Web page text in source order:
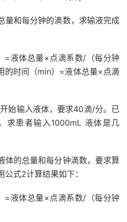
量和每分钟的滴数，求输液完成
=液体总量×点滴系数/（每分钟
的时间（min）=液体总量×点滴
始输入液体，要求40滴/分。已
求患者输入1000mL 液体是几
体的总量和每分钟滴数，要求算
式2计算结果如下：
=液体总量×点滴系数/（每分钟